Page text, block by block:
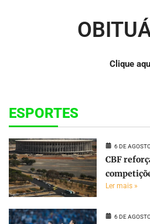
Clique
ESPORTES
6 DE
CBF
Ler mais »
6 DE